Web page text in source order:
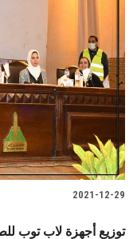
2021-12-29
توزيع أجهزة لاب توب